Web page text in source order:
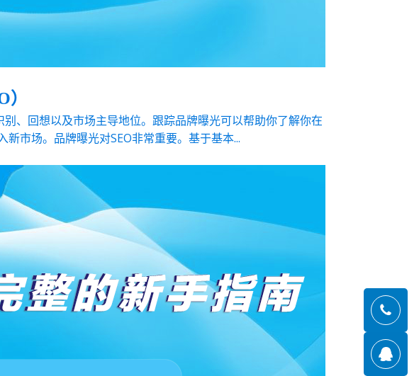
、回想以及市场主导地位。跟踪品牌曝光可以帮助你了解你在
市场。品牌曝光对SEO非常重要。基于基本...